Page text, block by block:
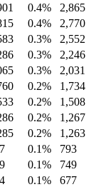
0.4% 2,865
0.4% 2,770
0.3% 2,552
0.3% 2,246
0.3% 2,031
0.2% 1,734
0.2% 1,508
0.2% 1,267
0.2% 1,263
0.1% 793
0.1% 749
0.1% 677